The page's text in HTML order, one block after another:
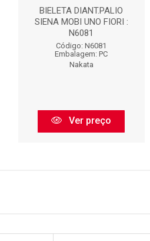
BIELETA DIANT.PALIO
SIENA MOBI UNO FIORI :
N6081
Código: N6081
Embalagem: PC
Nakata
Ver preço